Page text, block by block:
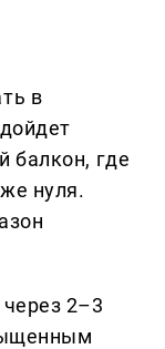
в
балкон, где
нуля.
2–3